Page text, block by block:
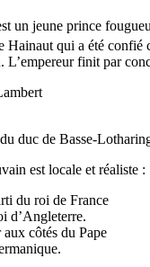
un jeune prince
qui a été confié
L’empereur finit par
duc de Basse-
est locale et réaliste :
du roi de France
d’Angleterre.
côtés du Pape